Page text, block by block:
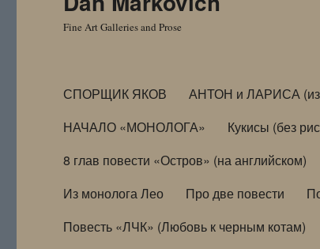
Fine Art Galleries and Prose
СПОРЩИК ЯКОВ АНТОН и ЛАРИСА (из
НАЧАЛО «МОНОЛОГА»
Кукисы (без
8 глав повести «Остров» (на английском)
Из монолога Лео
Про две повести
Повесть «ЛЧК» (Любовь к черным котам)